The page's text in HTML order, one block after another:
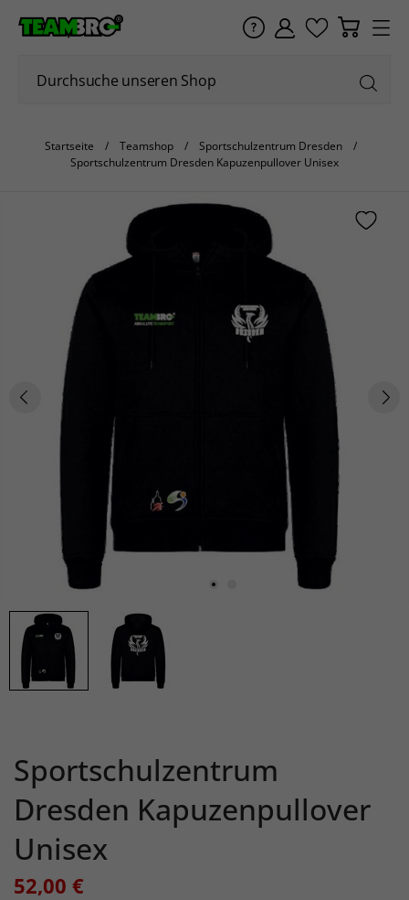
Startseite Teamshop
Sportschulzentrum Dresden
Sportschulzentrum Dresden Kapuzenpullover Unisex
Sportschulzentrum
Dresden Kapuzenpullover
Unisex
52,00 €